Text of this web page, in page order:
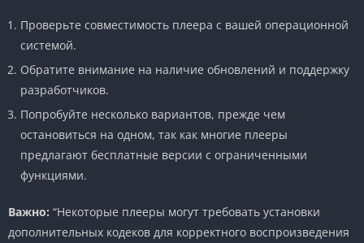
Проверьте совместимость плеера с вашей операционной
системой.
Обратите внимание на наличие обновлений и поддержку
разработчиков.
Попробуйте несколько вариантов, прежде чем
остановиться на одном, так как многие плееры
предлагают бесплатные версии с ограниченными
функциями.
Важно: “Некоторые плееры могут требовать установки
дополнительных кодеков для корректного воспроизведения